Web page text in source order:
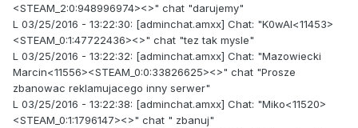
<STEAM_2:0:948996974><>" chat "darujemy"
L 03/25/2016 - 13:22:30: [adminchat.amxx] Chat: "K0wAl<11453>
<STEAM_0:1:47722436><>" chat "tez tak mysle"
L 03/25/2016 - 13:22:32: [adminchat.amxx] Chat: "Mazowiecki
Marcin<11556><STEAM_0:0:33826625><>" chat "Prosze
zbanowac reklamujacego inny serwer"
L 03/25/2016 - 13:22:38: [adminchat.amxx] Chat: "Miko<11520>
<STEAM_0:1:1796147><>" chat " zbanuj"